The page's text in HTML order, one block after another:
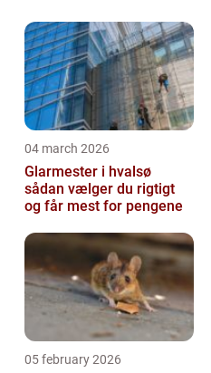
04 march 2026
Glarmester i hvalsø
sådan vælger du rigtigt
og får mest for pengene
05 february 2026